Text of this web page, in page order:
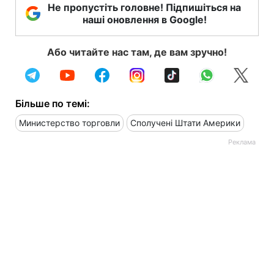
Не пропустіть головне! Підпишіться на
наші оновлення в Google!
Або читайте нас там, де вам зручно!
Більше по темі:
Министерство торговли Сполучені Штати Америки